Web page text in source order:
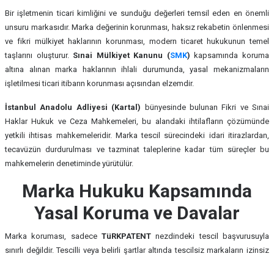
Bir işletmenin ticari kimliğini ve sunduğu değerleri temsil eden en önemli
unsuru markasıdır. Marka değerinin korunması, haksız rekabetin önlenmesi
ve fikri mülkiyet haklarının korunması, modern ticaret hukukunun temel
taşlarını oluşturur. Sınai Mülkiyet Kanunu (SMK) kapsamında koruma
altına alınan marka haklarının ihlali durumunda, yasal mekanizmaların
işletilmesi ticari itibarın korunması açısından elzemdir.
İstanbul Anadolu Adliyesi (Kartal) bünyesinde bulunan Fikri ve Sınai
Haklar Hukuk ve Ceza Mahkemeleri, bu alandaki ihtilafların çözümünde
yetkili ihtisas mahkemeleridir. Marka tescil sürecindeki idari itirazlardan,
tecavüzün durdurulması ve tazminat taleplerine kadar tüm süreçler bu
mahkemelerin denetiminde yürütülür.
Marka Hukuku Kapsamında
Yasal Koruma ve Davalar
Marka koruması, sadece TüRKPATENT nezdindeki tescil başvurusuyla
sınırlı değildir. Tescilli veya belirli şartlar altında tescilsiz markaların izinsiz